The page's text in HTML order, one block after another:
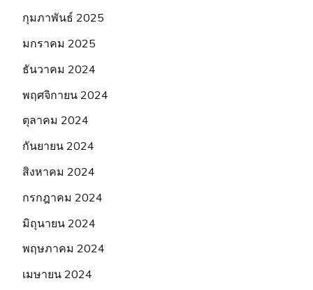
กุมภาพันธ์ 2025
มกราคม 2025
ธันวาคม 2024
พฤศจิกายน 2024
ตุลาคม 2024
กันยายน 2024
สิงหาคม 2024
กรกฎาคม 2024
มิถุนายน 2024
พฤษภาคม 2024
เมษายน 2024